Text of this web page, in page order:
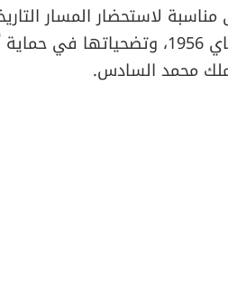
لاستحضار المسار
تأسيسها في 14 ماي 1956،
محمد السادس.